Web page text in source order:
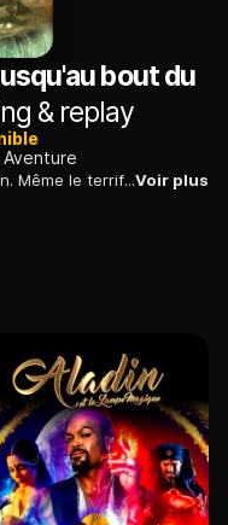
bout du
& replay
Aventure
L'âge d'or de la piraterie touche à sa fin. Même le terrifiant Vaisseau fantôme et le maudit Davy Jones servent à présent lord Cutler Beckett et la Compagnie anglaise des Indes orientales. L'invincible Hollandais volant écume les sept mers, massacrant les pirates de tous bords. Will Turner, Elizabeth Swann et le capitaine Barbossa n'ont qu'une seule chance de résister à Beckett : ils doivent rassembler les Neuf Seigneurs de la Cour des frères. Mais l'un d'eux, le plus éminent, le capitaine Jack Sparrow, manque à l'appel. Will, Elizabeth et Barbossa font voile vers des mers orientales inconnues pour affronter un pirate chinois, le capitaine Sao Feng, et s'emparer des cartes qui les conduiront au-delà des limites du monde connu, là où Jack est retenu captif...Voir plus